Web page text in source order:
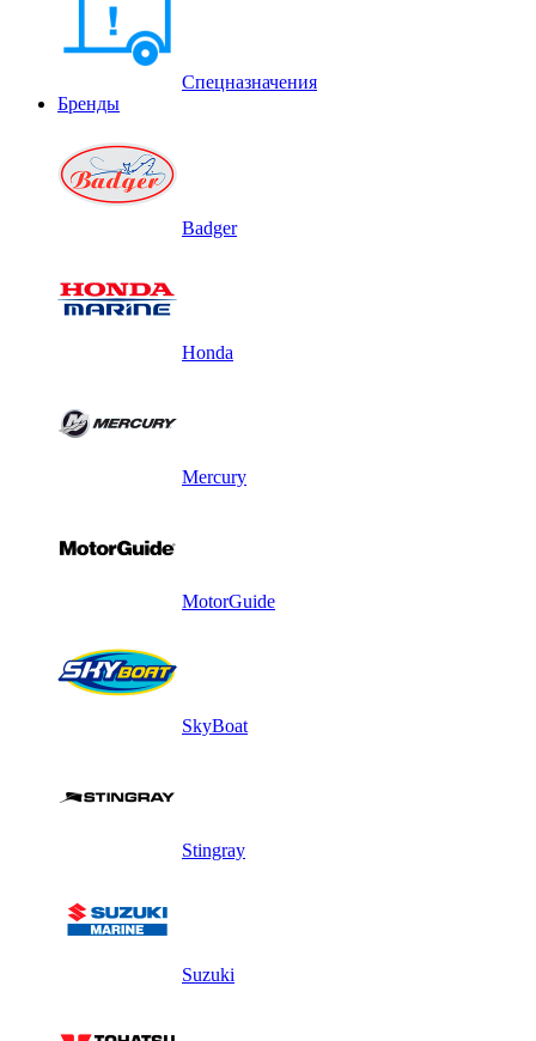
Спецназначения
Бренды
Badger
Honda
Mercury
MotorGuide
SkyBoat
Stingray
Suzuki